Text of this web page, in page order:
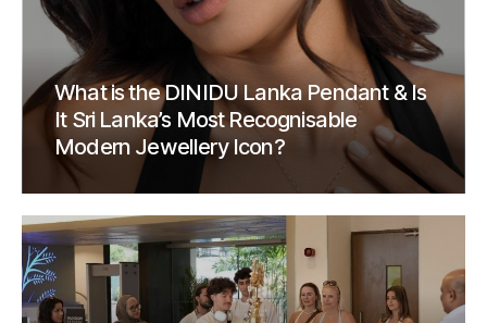
What is the DINIDU Lanka Pendant & Is
It Sri Lanka’s Most Recognisable
Modern Jewellery Icon?